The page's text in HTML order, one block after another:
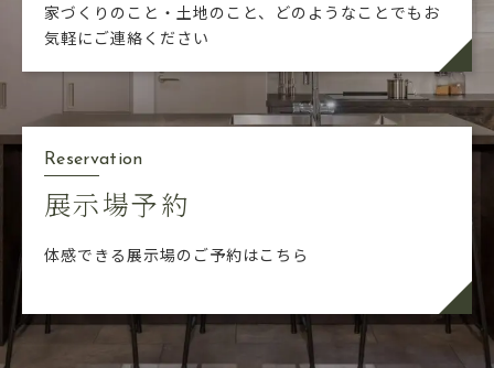
家づくりのこと・土地のこと、どのようなことでも お
気軽にご連絡ください
Reservation
展示場予約
体感できる展示場のご予約はこちら